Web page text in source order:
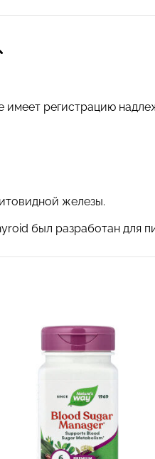
имеет регистрацию
железы.
был разработан